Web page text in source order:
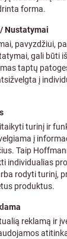
vaizdą